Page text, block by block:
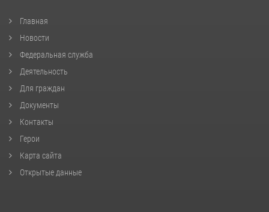
Главная
Новости
Федеральная служба
Деятельность
Для граждан
Документы
Контакты
Герои
Карта сайта
Открытые данные